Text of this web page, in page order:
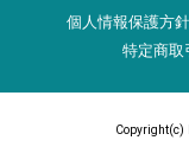
個人情報保護方針
特定商取
Copyright(c)